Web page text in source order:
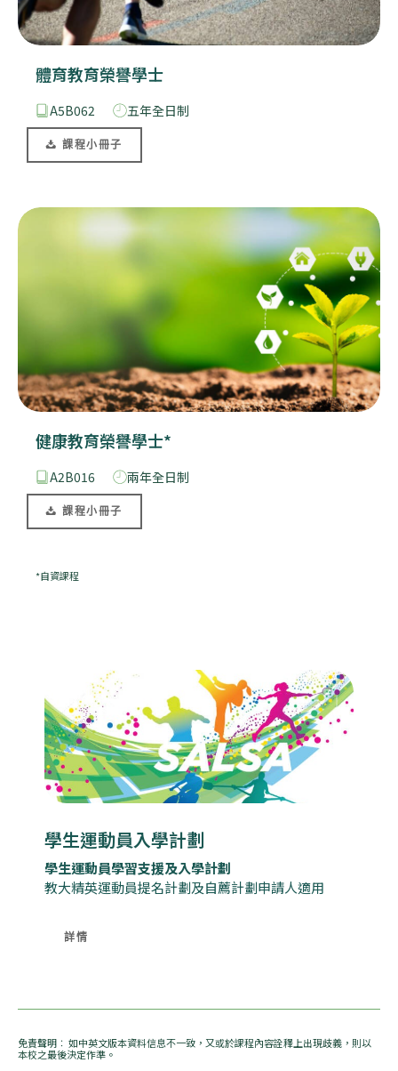
體育教育榮譽學士
A5B062 五年全日制
課程小冊子
健康教育榮譽學士*
A2B016 兩年全日制
課程小冊子
*自資課程
學生運動員入學計劃
學生運動員學習支援及入學計劃
教大精英運動員提名計劃及自薦計劃申請人適用
詳情
免責聲明︰ 如中英文版本資料信息不一致，又或於課程內容詮釋上出現歧義，則以
本校之最後決定作準。